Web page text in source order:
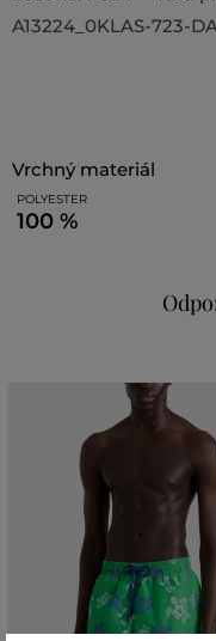
A13224_0KLAS-723-
vrchný materiál
POLYESTER
100 %